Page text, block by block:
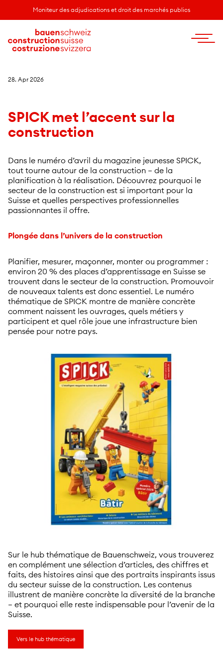
Moniteur des adjudications et droit des marchés publics
28. Apr 2026
SPICK met l’accent sur la
construction
Dans le numéro d’avril du magazine jeunesse SPICK,
tout tourne autour de la construction – de la
planification à la réalisation. Découvrez pourquoi le
secteur de la construction est si important pour la
Suisse et quelles perspectives professionnelles
passionnantes il offre.
Plongée dans l’univers de la construction
Planifier, mesurer, maçonner, monter ou programmer :
environ 20 % des places d’apprentissage en Suisse se
trouvent dans le secteur de la construction. Promouvoir
de nouveaux talents est donc essentiel. Le numéro
thématique de SPICK montre de manière concrète
comment naissent les ouvrages, quels métiers y
participent et quel rôle joue une infrastructure bien
pensée pour notre pays.
Sur le hub thématique de Bauenschweiz, vous trouverez
en complément une sélection d’articles, des chiffres et
faits, des histoires ainsi que des portraits inspirants issus
du secteur suisse de la construction. Les contenus
illustrent de manière concrète la diversité de la branche
– et pourquoi elle reste indispensable pour l’avenir de la
Suisse.
Vers le hub thématique